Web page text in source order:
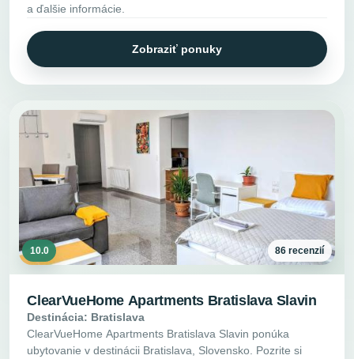
a ďalšie informácie.
Zobraziť ponuky
10.0 86 recenzií
ClearVueHome Apartments Bratislava Slavin
Destinácia: Bratislava
ClearVueHome Apartments Bratislava Slavin ponúka
ubytovanie v destinácii Bratislava, Slovensko. Pozrite si